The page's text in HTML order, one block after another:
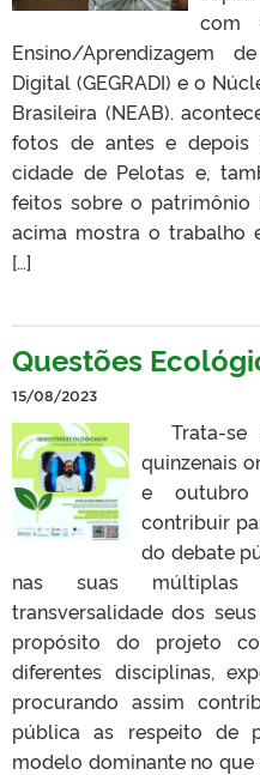
com
Ensino/Aprendizagem
Digital (GEGRADI) e o
Brasileira (NEAB).
fotos de antes e depois
cidade de Pelotas e,
feitos sobre o
acima mostra o trabalho
[…]
Questões
15/08/2023
Trata-se
quinzenais
e outubro
contribuir
do debate
nas suas múltiplas
transversalidade dos
propósito do projeto
diferentes disciplinas,
procurando assim
pública as respeito de
modelo dominante no